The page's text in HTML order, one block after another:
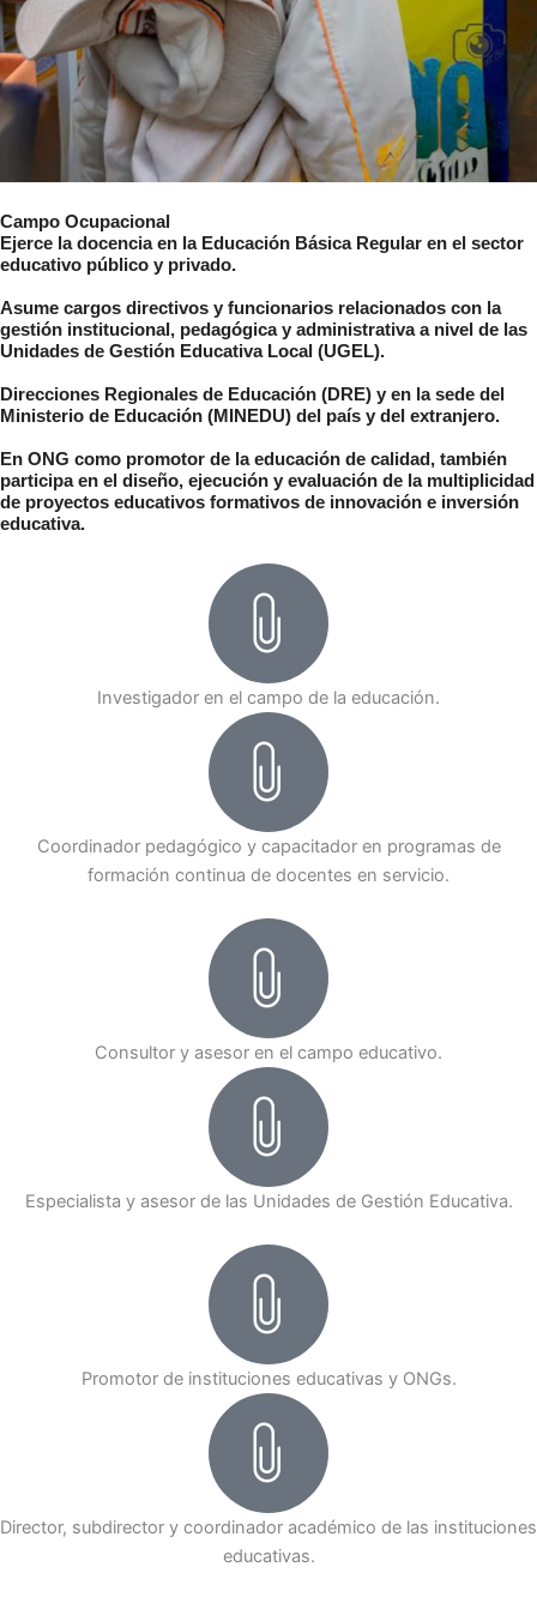
Campo Ocupacional
Ejerce la docencia en la Educación Básica Regular en el sector
educativo público y privado.
Asume cargos directivos y funcionarios relacionados con la
gestión institucional, pedagógica y administrativa a nivel de las
Unidades de Gestión Educativa Local (UGEL).
Direcciones Regionales de Educación (DRE) y en la sede del
Ministerio de Educación (MINEDU) del país y del extranjero.
En ONG como promotor de la educación de calidad, también
participa en el diseño, ejecución y evaluación de la multiplicidad
de proyectos educativos formativos de innovación e inversión
educativa.
Investigador en el campo de la educación.
Coordinador pedagógico y capacitador en programas de
formación continua de docentes en servicio.
Consultor y asesor en el campo educativo.
Especialista y asesor de las Unidades de Gestión Educativa.
Promotor de instituciones educativas y ONGs.
Director, subdirector y coordinador académico de las instituciones
educativas.